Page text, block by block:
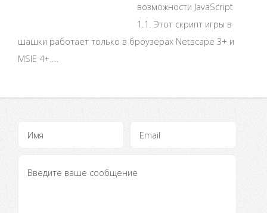
возможности JavaScript
1.1. Этот скрипт игры в
шашки работает только в броузерах Netscape 3+ и
MSIE 4+....